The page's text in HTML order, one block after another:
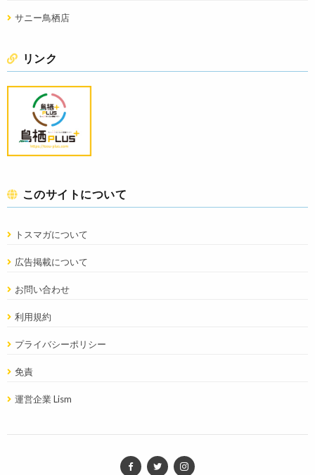
サニー鳥栖店
リンク
このサイトについて
トスマガについて
広告掲載について
お問い合わせ
利用規約
プライバシーポリシー
免責
運営企業 Lism